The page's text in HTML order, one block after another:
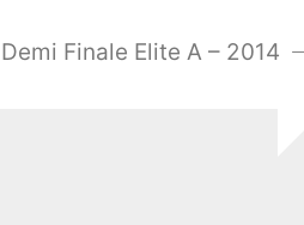
Demi Finale Elite A – 2014